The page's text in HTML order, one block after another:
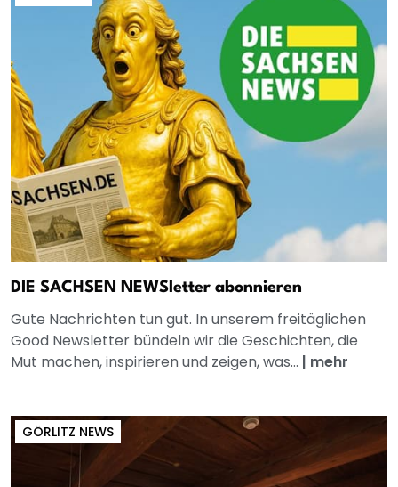
DIE SACHSEN NEWSletter abonnieren
Gute Nachrichten tun gut. In unserem freitäglichen
Good Newsletter bündeln wir die Geschichten, die
Mut machen, inspirieren und zeigen, was... | mehr
GÖRLITZ NEWS